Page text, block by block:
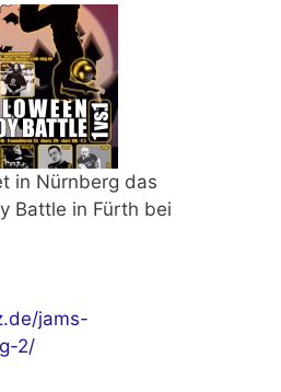
in Nürnberg das
Battle in Fürth bei
jams-
2/